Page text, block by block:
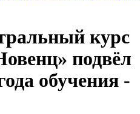
курс
подвёл
обучения -